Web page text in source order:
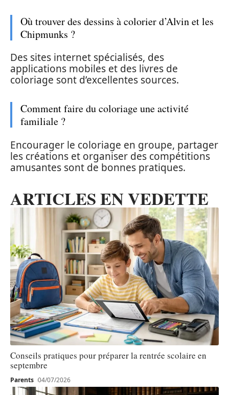
Où trouver des dessins à colorier d’Alvin et les
Chipmunks ?
Des sites internet spécialisés, des
applications mobiles et des livres de
coloriage sont d’excellentes sources.
Comment faire du coloriage une activité
familiale ?
Encourager le coloriage en groupe, partager
les créations et organiser des compétitions
amusantes sont de bonnes pratiques.
ARTICLES EN VEDETTE
Conseils pratiques pour préparer la rentrée scolaire en
septembre
Parents 04/07/2026